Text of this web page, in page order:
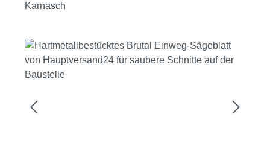
Karnasch
Bildergalerie überspringen